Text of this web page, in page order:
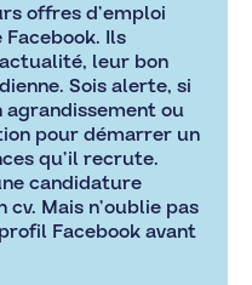
offres d’emploi
Ils
leur bon
Sois alerte, si
agrandissement ou
pour démarrer un
qu’il recrute.
candidature
cv. Mais n’oublie pas
Facebook avant